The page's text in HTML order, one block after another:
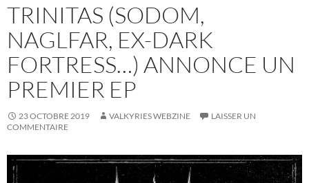
TRINITAS (SODOM,
NAGLFAR, EX-DARK
FORTRESS…) ANNONCE UN
PREMIER EP
23 OCTOBRE 2019 VALKYRIES WEBZINE
LAISSER UN
COMMENTAIRE